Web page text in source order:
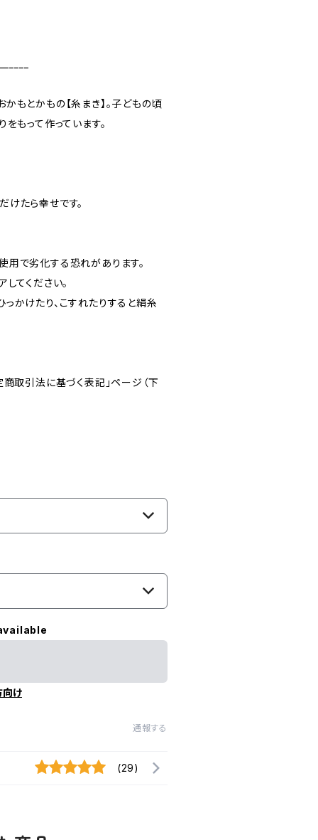
もとかもの【糸まき】。子どもの頃
もって作っています。
たら幸せです。
で劣化する恐れがあります。
てください。
かけたり、こすれたりすると絹糸
商取引法に基づく表記」ページ（下
向け
通報する
(29)